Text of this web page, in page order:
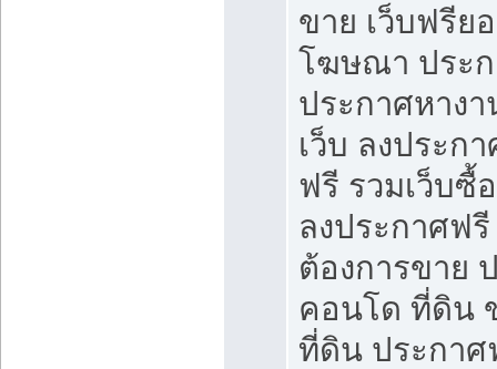
ขาย เว็บฟรีย
โฆษณา ประ
ประกาศหาง
เว็บ ลงประก
ฟรี รวมเว็บซื้
ลงประกาศฟ
ต้องการขาย
คอนโด ที่ดิน
ที่ดิน ประกา